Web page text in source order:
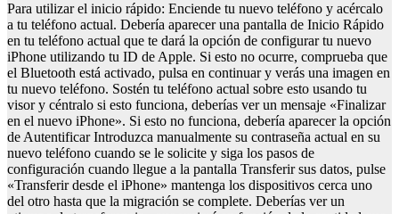
Para utilizar el inicio rápido: Enciende tu nuevo teléfono y acércalo
a tu teléfono actual. Debería aparecer una pantalla de Inicio Rápido
en tu teléfono actual que te dará la opción de configurar tu nuevo
iPhone utilizando tu ID de Apple. Si esto no ocurre, comprueba que
el Bluetooth está activado, pulsa en continuar y verás una imagen en
tu nuevo teléfono. Sostén tu teléfono actual sobre esto usando tu
visor y céntralo si esto funciona, deberías ver un mensaje «Finalizar
en el nuevo iPhone». Si esto no funciona, debería aparecer la opción
de Autentificar Introduzca manualmente su contraseña actual en su
nuevo teléfono cuando se le solicite y siga los pasos de
configuración cuando llegue a la pantalla Transferir sus datos, pulse
«Transferir desde el iPhone» mantenga los dispositivos cerca uno
del otro hasta que la migración se complete. Deberías ver un